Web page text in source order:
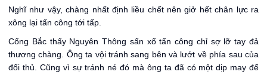
Nghĩ như vậy, chàng nhất định liều chết nên giở hết chân lực ra
xông lại tấn công tới tấp.
Cống Bắc thấy Nguyên Thông sấn xổ tấn công chỉ sợ lỡ tay đả
thương chàng. Ông ta vội tránh sang bên và lướt về phía sau của
đối thủ. Cũng vì sự tránh né đó mà ông ta đã có một dịp may để